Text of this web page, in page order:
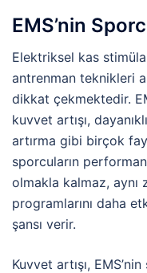
EMS’nin
Elektriksel kas
antrenman teknikleri
dikkat çekmektedir.
kuvvet artışı,
artırma gibi birçok
sporcuların
olmakla kalmaz, aynı
programlarını daha
şansı verir.
Kuvvet artışı,